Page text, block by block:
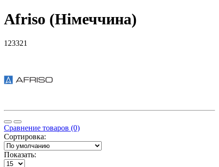
Afriso (Німеччина)
123321
Сравнение товаров (0)
Сортировка:
Показать: